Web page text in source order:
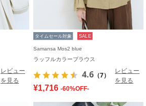
レビュー
を見る
タイムセール対象 SALE
Samansa Mos2 blue
ラッフルカラーブラウス
4.6 （7）
レビュー
を見る
¥1,716 -60%OFF-